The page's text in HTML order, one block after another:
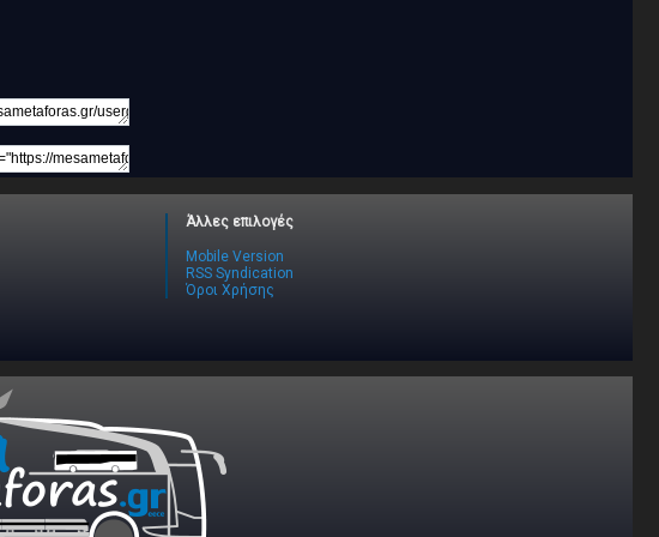
Άλλες επιλογές
Mobile Version
RSS Syndication
Όροι Χρήσης